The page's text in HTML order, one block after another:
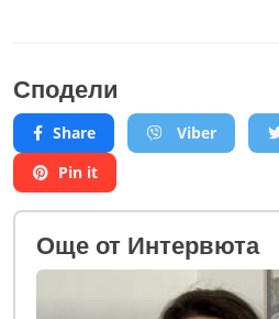
Сподели
Share Viber
Pin it
Oще от Интервюта